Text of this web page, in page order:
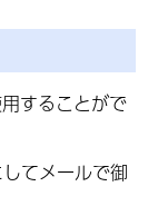
することがで
てメールで御